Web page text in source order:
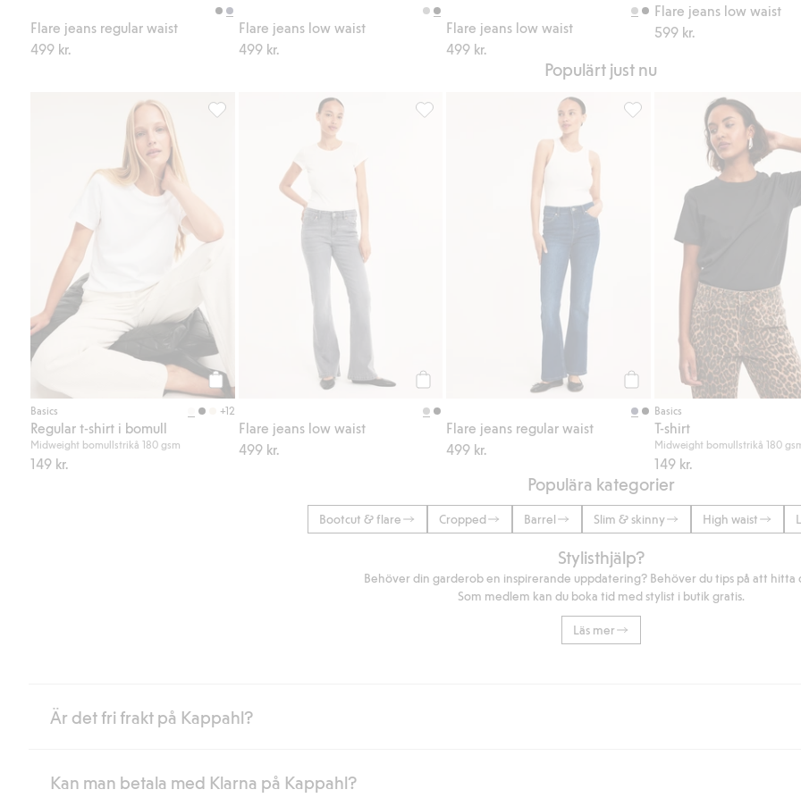
Flare jeans regular waist
499 kr.
Flare jeans low waist
499 kr.
Flare jeans low waist
499 kr.
Flare jeans low waist
599 kr.
Populärt just nu
Köp
Basics +12
Regular t-shirt i bomull
Midweight bomullstrikå 180 gsm
149 kr.
Regular t-shirt i bomull, Lägg till i favoriter
Flare jeans low waist
499 kr.
Flare jeans low waist, Lägg till i favoriter
Flare jeans regular waist
499 kr.
Flare jeans regular waist,
Basics
T-shirt
Midweight bomullstrikå 180
149 kr.
Populära kategorier
Bootcut & flare Cropped Barrel Slim & skinny High waist
Stylisthjälp?
Behöver din garderob en inspirerande uppdatering? Behöver du tips på att hitta
Som medlem kan du boka tid med stylist i butik gratis.
Läs mer
Är det fri frakt på Kappahl?
Är du medlem i Kappahl Club har du alltid gratis frakt till butik eller om du handlar för över 500kr med leverans till ombud eller paketbox
Kan man betala med Klarna på Kappahl?